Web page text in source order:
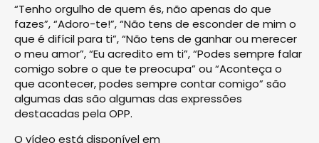
“Tenho orgulho de quem és, não apenas do que
fazes”, “Adoro-te!”, “Não tens de esconder de mim o
que é difícil para ti”, “Não tens de ganhar ou merecer
o meu amor”, “Eu acredito em ti”, “Podes sempre falar
comigo sobre o que te preocupa” ou “Aconteça o
que acontecer, podes sempre contar comigo” são
algumas das são algumas das expressões
destacadas pela OPP.
O vídeo está disponível em